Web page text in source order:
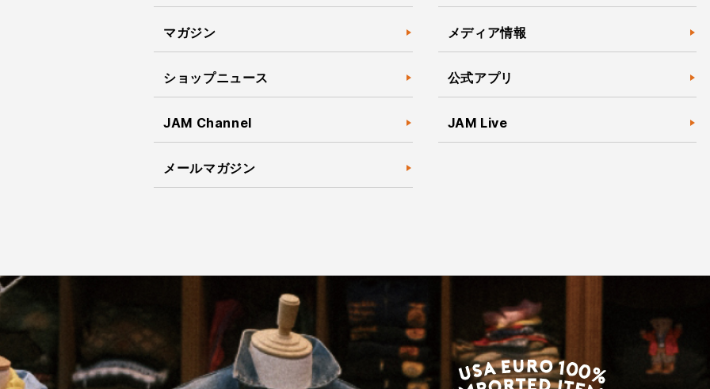
マガジン メディア情報
ショップニュース 公式アプリ
JAM Channel JAM Live
メールマガジン